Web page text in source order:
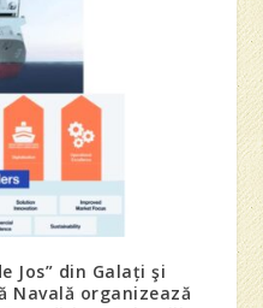
Jos” din Galați şi
Navală organizează